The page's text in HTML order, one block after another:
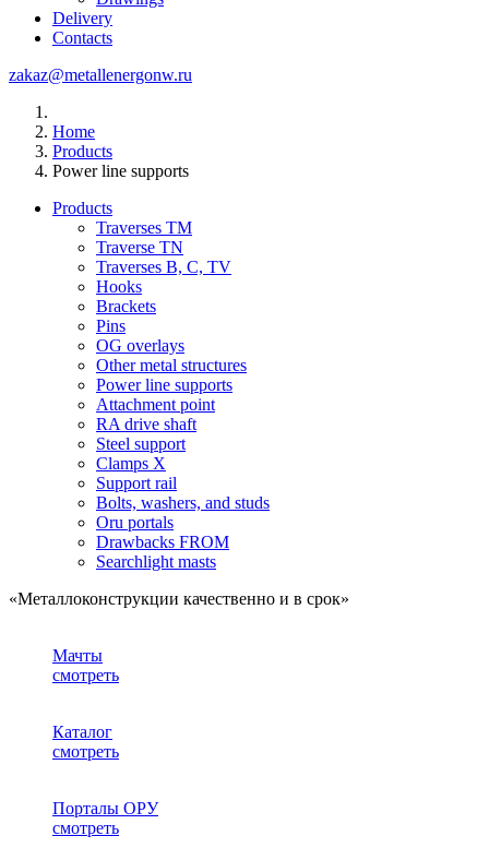
Delivery
Contacts
zakaz@metallenergonw.ru
Home
Products
Power line supports
Products
Traverses TM
Traverse TN
Traverses B, C, TV
Hooks
Brackets
Pins
OG overlays
Other metal structures
Power line supports
Attachment point
RA drive shaft
Steel support
Clamps X
Support rail
Bolts, washers, and studs
Oru portals
Drawbacks FROM
Searchlight masts
«Металлоконструкции качественно и в срок»
Мачты
смотреть
Каталог
смотреть
Порталы ОРУ
смотреть